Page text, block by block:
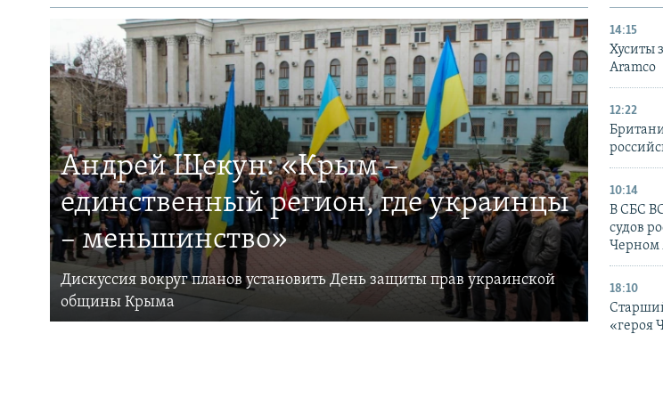
Андрей Щекун: «Крым –
единственный регион, где украинцы
– меньшинство»
Дискуссия вокруг планов установить День защиты прав украинской
общины Крыма
14:15
Хуситы
Aramco
12:22
10:14
В СБС
судов
Черном
18:10
«героя